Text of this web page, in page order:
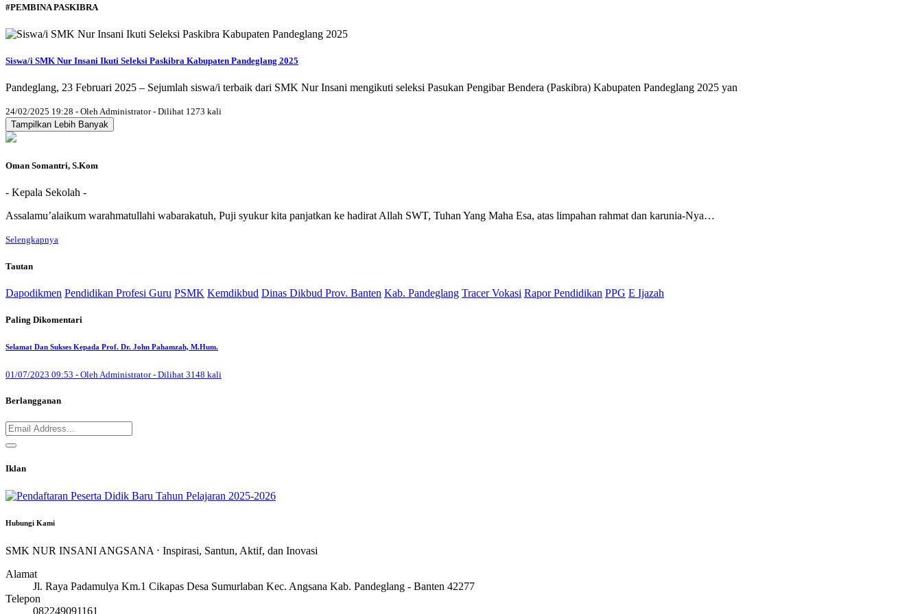
#PEMBINA PASKIBRA
Siswa/i SMK Nur Insani Ikuti Seleksi Paskibra Kabupaten Pandeglang 2025
Pandeglang, 23 Februari 2025 – Sejumlah siswa/i terbaik dari SMK Nur Insani mengikuti seleksi Pasukan Pengibar Bendera (Paskibra) Kabupaten Pandeglang 2025 yan
24/02/2025 19:28 - Oleh Administrator - Dilihat 1273 kali
Tampilkan Lebih Banyak
Oman Somantri, S.Kom
- Kepala Sekolah -
Assalamu’alaikum warahmatullahi wabarakatuh, Puji syukur kita panjatkan ke hadirat Allah SWT, Tuhan Yang Maha Esa, atas limpahan rahmat dan karunia-Nya…
Selengkapnya
Tautan
Dapodikmen Pendidikan Profesi Guru PSMK Kemdikbud Dinas Dikbud Prov. Banten Kab. Pandeglang Tracer Vokasi Rapor Pendidikan PPG E Ijazah
Paling Dikomentari
Selamat Dan Sukses Kepada Prof. Dr. John Pahamzah, M.Hum.
01/07/2023 09:53 - Oleh Administrator - Dilihat 3148 kali
Berlangganan
Iklan
Hubungi Kami
SMK NUR INSANI ANGSANA ⋅ Inspirasi, Santun, Aktif, dan Inovasi
Alamat
Jl. Raya Padamulya Km.1 Cikapas Desa Sumurlaban Kec. Angsana Kab. Pandeglang - Banten 42277
Telepon
082249091161